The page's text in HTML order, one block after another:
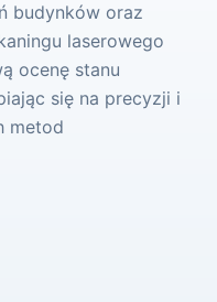
budynków oraz
laserowego
ocenę stanu
się na precyzji i
metod